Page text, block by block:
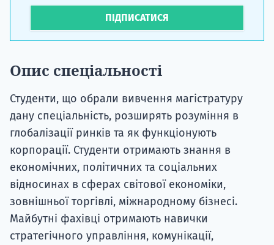
ПІДПИСАТИСЯ
Опис спеціальності
Студенти, що обрали вивчення магістратуру
дану спеціальність, розширять розуміння в
глобалізації ринків та як функціонують
корпорації. Студенти отримають знання в
економічних, політичних та соціальних
відносинах в сферах світової економіки,
зовнішньої торгівлі, міжнародному бізнесі.
Майбутні фахівці отримають навички
стратегічного управління, комунікації,